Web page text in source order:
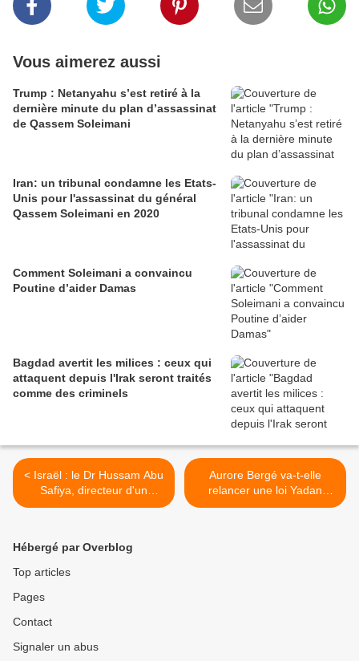
Vous aimerez aussi
Trump : Netanyahu s’est retiré à la
dernière minute du plan d’assassinat
de Qassem Soleimani
Iran: un tribunal condamne les Etats-
Unis pour l'assassinat du général
Qassem Soleimani en 2020
Comment Soleimani a convaincu
Poutine d’aider Damas
Bagdad avertit les milices : ceux qui
attaquent depuis l'Irak seront traités
comme des criminels
< Israël : le Dr Hussam Abu
Safiya, directeur d'un
hôpital à Gaza, placé à
Aurore Bergé va-t-elle
relancer une loi Yadan
édulcorée ? >
Hébergé par Overblog
Top articles
Pages
Contact
Signaler un abus